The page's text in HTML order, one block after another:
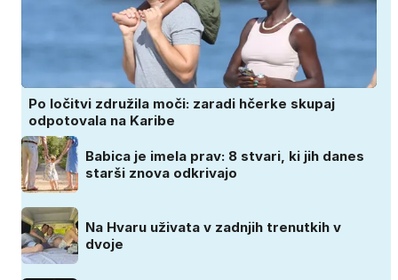
Po ločitvi združila moči: zaradi hčerke skupaj
odpotovala na Karibe
Babica je imela prav: 8 stvari, ki jih danes
starši znova odkrivajo
Na Hvaru uživata v zadnjih trenutkih v
dvoje